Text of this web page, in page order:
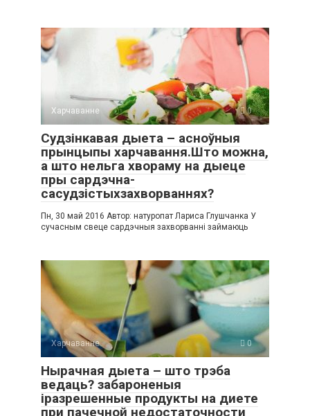
Харчаванне 0
Судзінкавая дыета – асноўныя
прынцыпы харчавання.Што можна,
а што нельга хвораму на дыеце
пры сардэчна-
сасудзістыхзахворваннях?
Пн, 30 май 2016 Автор: натуропат Лариса Глушчанка У
сучасным свеце сардэчныя захворванні займаюць
Харчаванне 0
Нырачная дыета – што трэба
ведаць? забароненыя
іразрешенные продукты на диете
при пачечной недостаточности